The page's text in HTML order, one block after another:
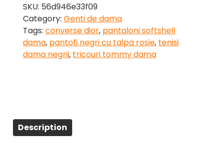
SKU: 56d946e33f09
Category: Genti de dama
Tags: converse dior, pantaloni softshell
dama, pantofi negri cu talpa rosie, tenisi
dama negrii, tricouri tommy dama
Description